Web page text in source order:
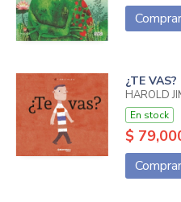
Comprar
¿TE VAS?
HAROLD
En stock
$
Comprar